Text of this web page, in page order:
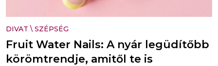
DIVAT \ SZÉPSÉG
Fruit Water Nails: A nyár legüdítőbb
körömtrendje, amitől te is